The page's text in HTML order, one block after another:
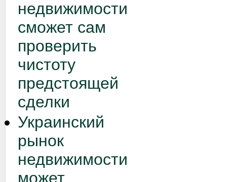
недвижимости
сможет сам
проверить
чистоту
предстоящей
сделки
Украинский
рынок
недвижимости
может